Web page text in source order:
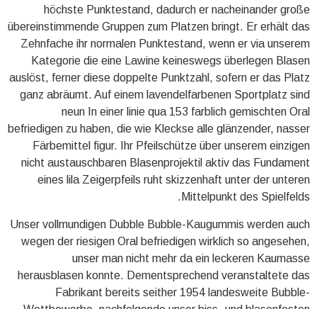
höchste Punktestand, dadurch er nacheinander große
übereinstimmende Gruppen zum Platzen bringt. Er erhält das
Zehnfache ihr normalen Punktestand, wenn er via unserem
Kategorie die eine Lawine keineswegs überlegen Blasen
auslöst, ferner diese doppelte Punktzahl, sofern er das Platz
ganz abräumt. Auf einem lavendelfarbenen Sportplatz sind
neun In einer linie qua 153 farblich gemischten Oral
befriedigen zu haben, die wie Kleckse alle glänzender, nasser
Färbemittel figur. Ihr Pfeilschütze über unserem einzigen
nicht austauschbaren Blasenprojektil aktiv das Fundament
eines lila Zeigerpfeils ruht skizzenhaft unter der unteren
Mittelpunkt des Spielfelds.
Unser vollmundigen Dubble Bubble-Kaugummis werden auch
wegen der riesigen Oral befriedigen wirklich so angesehen,
unser man nicht mehr da ein leckeren Kaumasse
herausblasen konnte. Dementsprechend veranstaltete das
Fabrikant bereits seither 1954 landesweite Bubble-